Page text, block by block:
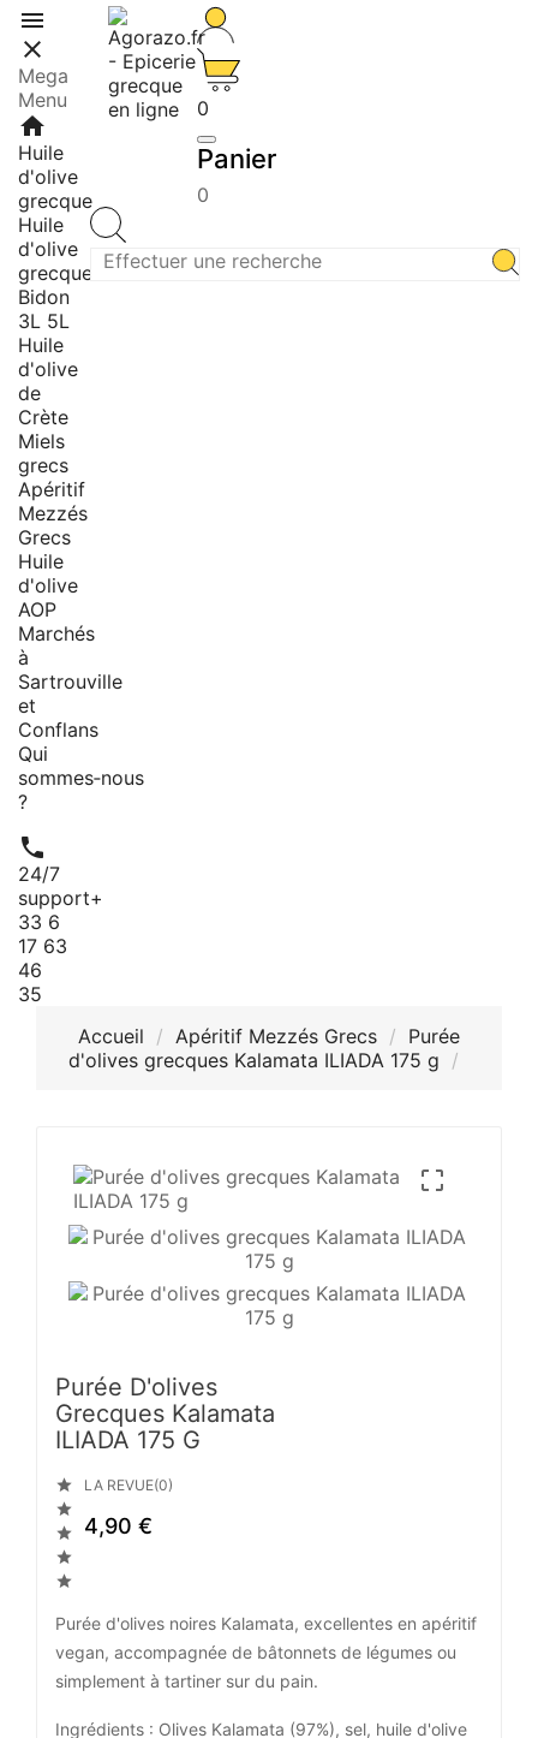


Mega
Menu
home
Huile
d'olive
grecque
Huile
d'olive
grecque
Bidon
3L 5L
Huile
d'olive
de
Crète
Miels
grecs
Apéritif
Mezzés
Grecs
Huile
d'olive
AOP
Marchés
à
Sartrouville
et
Conflans
Qui
sommes‑nous
?

24/7
support+
33 6
17 63
46
35
0
Panier
0
Accueil Apéritif Mezzés Grecs
Purée
d'olives grecques Kalamata ILIADA 175 g

Purée D'olives
Grecques Kalamata
ILIADA 175 G





LA REVUE(0)
4,90 €
Purée d'olives noires Kalamata, excellentes en apéritif
vegan, accompagnée de bâtonnets de légumes ou
simplement à tartiner sur du pain.
Ingrédients : Olives Kalamata (97%), sel, huile d'olive